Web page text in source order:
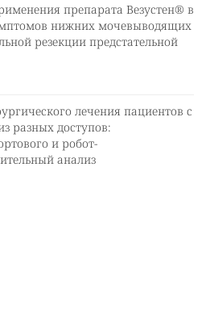
препарата Везустен® в
нижних мочевыводящих
резекции предстательной
лечения пациентов с
разных доступов:
и робот-
анализ